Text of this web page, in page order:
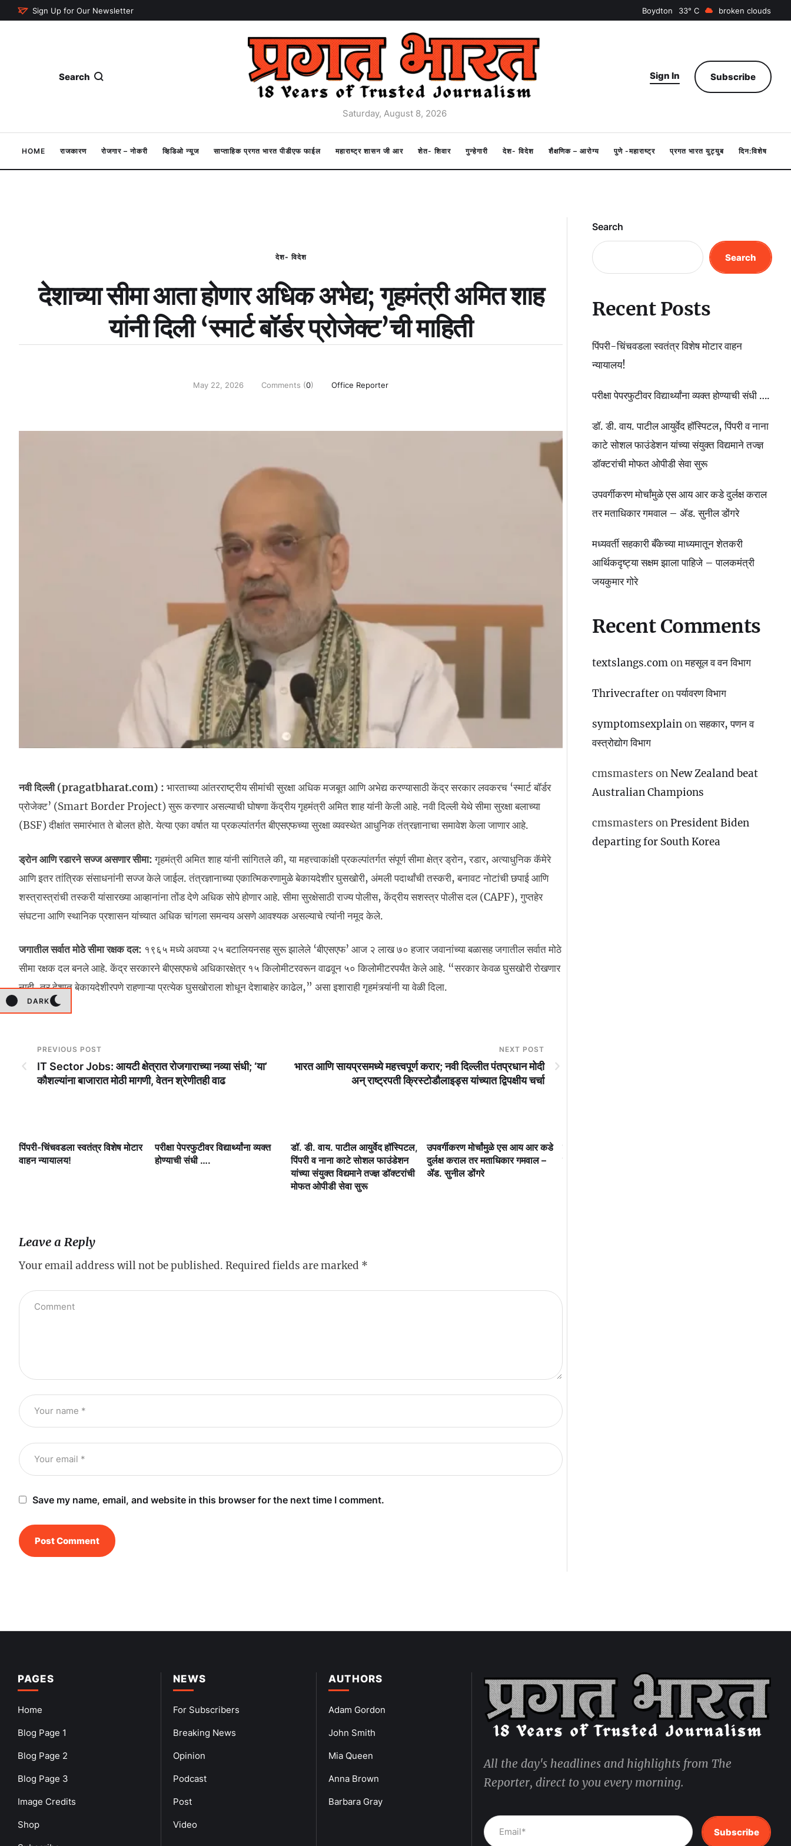
Sign Up for Our Newsletter Boydton 33 broken clouds
Search
Saturday, August 8, 2026
Sign In Subscribe
DARK
HOME राजकारण रोजगार – नोकरी व्हिडिओ न्यूज साप्ताहिक प्रगत भारत पीडीएफ फाईल महाराष्ट्र शासन जी आर शेत- शिवार गुन्हेगारी देश- विदेश शैक्षणिक – आरोग्य पुणे -महाराष्ट्र प्रगत भारत युट्युब दिन:विशेष
देश- विदेश
देशाच्या सीमा आता होणार अधिक अभेद्य; गृहमंत्री अमित शाह
यांनी दिली ‘स्मार्ट बॉर्डर प्रोजेक्ट’ची माहिती
May 22, 2026 Comments (0) Office Reporter
नवी दिल्ली (pragatbharat.com) : भारताच्या आंतरराष्ट्रीय सीमांची सुरक्षा अधिक मजबूत आणि अभेद्य करण्यासाठी केंद्र सरकार लवकरच ‘स्मार्ट बॉर्डर
प्रोजेक्ट’ (Smart Border Project) सुरू करणार असल्याची घोषणा केंद्रीय गृहमंत्री अमित शाह यांनी केली आहे. नवी दिल्ली येथे सीमा सुरक्षा बलाच्या
(BSF) दीक्षांत समारंभात ते बोलत होते. येत्या एका वर्षात या प्रकल्पांतर्गत बीएसएफच्या सुरक्षा व्यवस्थेत आधुनिक तंत्रज्ञानाचा समावेश केला जाणार आहे.
ड्रोन आणि रडारने सज्ज असणार सीमा:गृहमंत्री अमित शाह यांनी सांगितले की, या महत्त्वाकांक्षी प्रकल्पांतर्गत संपूर्ण सीमा क्षेत्र ड्रोन, रडार, अत्याधुनिक कॅमेरे
आणि इतर तांत्रिक संसाधनांनी सज्ज केले जाईल. तंत्रज्ञानाच्या एकात्मिकरणामुळे बेकायदेशीर घुसखोरी, अंमली पदार्थांची तस्करी, बनावट नोटांची छपाई आणि
शस्त्रास्त्रांची तस्करी यांसारख्या आव्हानांना तोंड देणे अधिक सोपे होणार आहे. सीमा सुरक्षेसाठी राज्य पोलीस, केंद्रीय सशस्त्र पोलीस दल (CAPF), गुप्तहेर
संघटना आणि स्थानिक प्रशासन यांच्यात अधिक चांगला समन्वय असणे आवश्यक असल्याचे त्यांनी नमूद केले.
जगातील सर्वात मोठे सीमा रक्षक दल: १९६५ मध्ये अवघ्या २५ बटालियनसह सुरू झालेले ‘बीएसएफ’ आज २ लाख ७० हजार जवानांच्या बळासह जगातील सर्वात मोठे
सीमा रक्षक दल बनले आहे. केंद्र सरकारने बीएसएफचे अधिकारक्षेत्र १५ किलोमीटरवरून वाढवून ५० किलोमीटरपर्यंत केले आहे. “सरकार केवळ घुसखोरी रोखणार
नाही, तर देशात बेकायदेशीरपणे राहणाऱ्या प्रत्येक घुसखोराला शोधून देशाबाहेर काढेल,” असा इशाराही गृहमंत्र्यांनी या वेळी दिला.
PREVIOUS POST
IT Sector Jobs: आयटी क्षेत्रात रोजगाराच्या नव्या संधी; ‘या’
कौशल्यांना बाजारात मोठी मागणी, वेतन श्रेणीतही वाढ
NEXT POST
भारत आणि सायप्रसमध्ये महत्त्वपूर्ण करार; नवी दिल्लीत पंतप्रधान मोदी
अन् राष्ट्रपती क्रिस्टोडौलाइड्स यांच्यात द्विपक्षीय चर्चा
पिंपरी-चिंचवडला स्वतंत्र विशेष मोटार
वाहन न्यायालय!
परीक्षा पेपरफुटीवर विद्यार्थ्यांना व्यक्त
होण्याची संधी ….
डॉ. डी. वाय. पाटील आयुर्वेद हॉस्पिटल,
पिंपरी व नाना काटे सोशल फाउंडेशन
यांच्या संयुक्त विद्यमाने तज्ज्ञ डॉक्टरांची
मोफत ओपीडी सेवा सुरू
उपवर्गीकरण मोर्चांमुळे एस आय आर कडे
दुर्लक्ष कराल तर मताधिकार गमवाल –
ॲड. सुनील डोंगरे
Leave a Reply
Your email address will not be published. Required fields are marked *
Save my name, email, and website in this browser for the next time I comment.
Search
Search
Recent Posts
पिंपरी-चिंचवडला स्वतंत्र विशेष मोटार वाहन
न्यायालय!
परीक्षा पेपरफुटीवर विद्यार्थ्यांना व्यक्त होण्याची संधी ….
डॉ. डी. वाय. पाटील आयुर्वेद हॉस्पिटल, पिंपरी व नाना
काटे सोशल फाउंडेशन यांच्या संयुक्त विद्यमाने तज्ज्ञ
डॉक्टरांची मोफत ओपीडी सेवा सुरू
उपवर्गीकरण मोर्चांमुळे एस आय आर कडे दुर्लक्ष कराल
तर मताधिकार गमवाल – ॲड. सुनील डोंगरे
मध्यवर्ती सहकारी बँकेच्या माध्यमातून शेतकरी
आर्थिकदृष्ट्या सक्षम झाला पाहिजे – पालकमंत्री
जयकुमार गोरे
Recent Comments
textslangs.comonमहसूल व वन विभाग
Thrivecrafteronपर्यावरण विभाग
symptomsexplainonसहकार, पणन व
वस्‍त्रोद्योग विभाग
cmsmasters onNew Zealand beat
Australian Champions
cmsmasters onPresident Biden
departing for South Korea
PAGES
Home
Blog Page 1
Blog Page 2
Blog Page 3
Image Credits
Shop
NEWS
For Subscribers
Breaking News
Opinion
Podcast
Post
Video
AUTHORS
Adam Gordon
John Smith
Mia Queen
Anna Brown
Barbara Gray
All the day's headlines and highlights from The
Reporter, direct to you every morning.
Subscribe